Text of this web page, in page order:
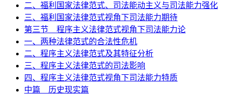
二、福利国家法律范式、司法能动主义与司法能力强化
三、福利国家法律范式视角下司法能力期待
第三节 程序主义法律范式视角下司法能力论
一、两种法律范式的合法性危机
二、程序主义法律范式及其特征分析
三、程序主义法律范式的司法影响
四、程序主义法律范式视角下司法能力特质
中篇 历史现实篇